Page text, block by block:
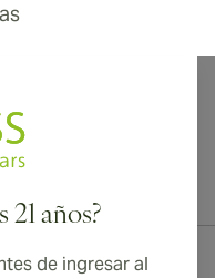
21 años?
de ingresar al